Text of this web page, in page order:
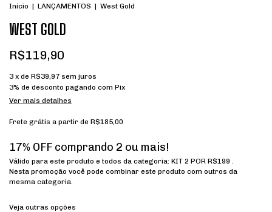
Início | LANÇAMENTOS | West Gold
WEST GOLD
R$119,90
3 x de R$39,97 sem juros
3% de desconto pagando com Pix
Ver mais detalhes
Frete grátis a partir de R$185,00
17% OFF comprando 2 ou mais!
Válido para este produto e todos da categoria: KIT 2 POR R$199 .
Nesta promoção você pode combinar este produto com outros da
mesma categoria.
Veja outras opções